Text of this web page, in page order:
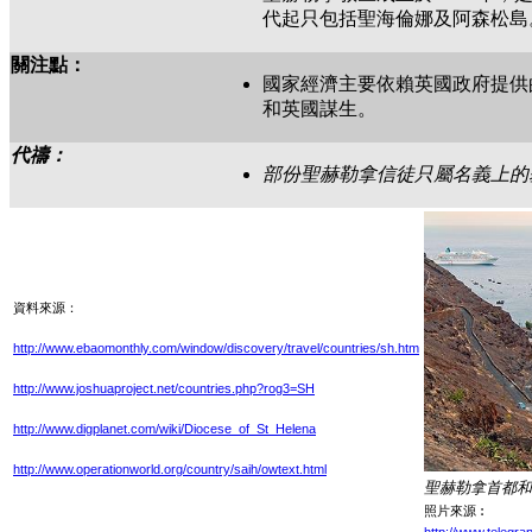
代起只包括聖海倫娜及阿森松島
關注點：
國家經濟主要依賴英國政府提
和英國謀生。
代禱：
部份聖赫勒拿信徒只屬名義上
資料來源：
http://www.ebaomonthly.com/window/discovery/travel/countries/sh.htm
http://www.joshuaproject.net/countries.php?rog3=SH
http://www.digplanet.com/wiki/Diocese_of_St_Helena
http://www.operationworld.org/country/saih/owtext.html
聖赫勒拿首都
照片來源︰